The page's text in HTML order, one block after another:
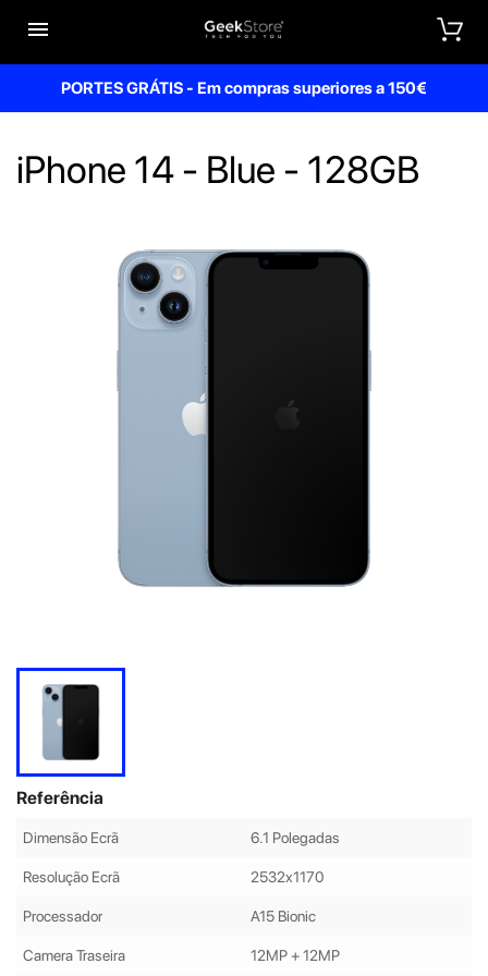

PORTES GRÁTIS - Em compras superiores a 150€
iPhone 14 - Blue - 128GB
Referência
Dimensão Ecrã 6.1 Polegadas
Resolução Ecrã 2532x1170
Processador A15 Bionic
Camera Traseira 12MP + 12MP